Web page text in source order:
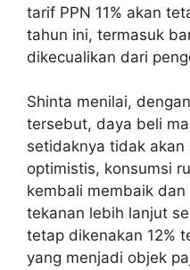
tarif PPN 11% akan
tahun ini, termasuk
dikecualikan dari
Shinta menilai,
tersebut, daya beli
setidaknya tidak
optimistis, konsumsi
kembali membaik
tekanan lebih lanjut
tetap dikenakan 12%
yang menjadi objek